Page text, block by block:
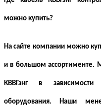
можно купить?
На сайте компании можно
и в большом ассортименте.
КВВГзнг в
оборудования. Наши